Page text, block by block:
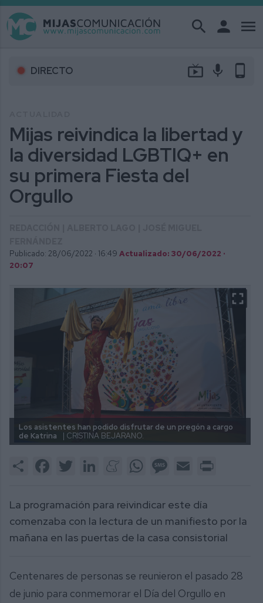
search person menu
DIRECTO live_tv mic phone_android
Mijas reivindica la libertad y
la diversidad LGBTIQ+ en
su primera Fiesta del
Orgullo
Publicado: 28/06/2022 · 16:49 Actualizado: 30/06/2022 ·
20:07
Los asistentes han podido disfrutar de un pregón a cargo
de Katrina
| CRISTINA BEJARANO.
Share FacebookTwitter LinkedInMeneameWhatsAppMessage
Email
La programación para reivindicar este día
comenzaba con la lectura de un manifiesto por la
mañana en las puertas de la casa consistorial
Centenares de personas se reunieron el pasado 28
de junio para conmemorar el Día del Orgullo en